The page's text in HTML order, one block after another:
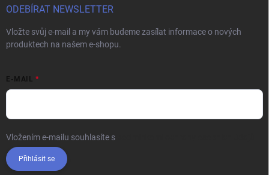
ODEBÍRAT NEWSLETTER
Vložte svůj e-mail a my vám budeme zasílat informace o nových
produktech na našem e-shopu.
E-MAIL
Vložením e-mailu souhlasíte s
Přihlásit se